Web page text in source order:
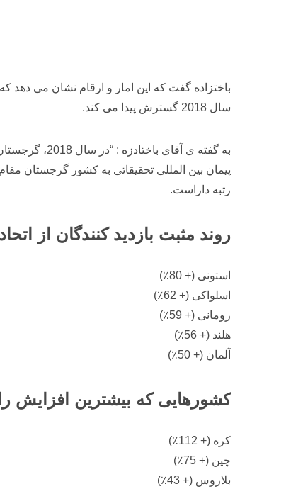
باختزاده گفت که این امار و ارقام نشان می دهد
سال 2018 گسترش پیدا می کند.
به گفته ی
پیمان بین المللی تحقیقاتی به کشور گرجستان مقام پنجم را در میان 125 کشور دنیا داده
رتبه داراست.
روند مثبت بازدید کنندگان از
استونی (+ 80٪)
اسلواکی (+ 62٪)
رومانی (+ 59٪)
هلند (+ 56٪)
آلمان (+ 50٪)
کشورهایی که بیشترین افزایش را
کره (+ 112٪)
چین (+ 75٪)
بلاروس (+ 43٪)